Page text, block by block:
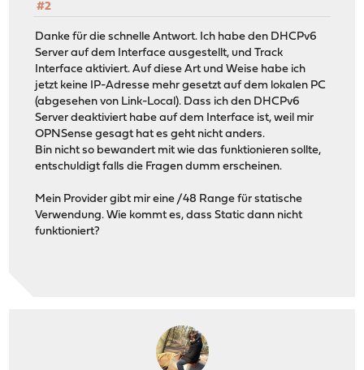
#2
Danke für die schnelle Antwort. Ich habe den DHCPv6
Server auf dem Interface ausgestellt, und Track
Interface aktiviert. Auf diese Art und Weise habe ich
jetzt keine IP-Adresse mehr gesetzt auf dem lokalen PC
(abgesehen von Link-Local). Dass ich den DHCPv6
Server deaktiviert habe auf dem Interface ist, weil mir
OPNSense gesagt hat es geht nicht anders.
Bin nicht so bewandert mit wie das funktionieren sollte,
entschuldigt falls die Fragen dumm erscheinen.
Mein Provider gibt mir eine /48 Range für statische
Verwendung. Wie kommt es, dass Static dann nicht
funktioniert?